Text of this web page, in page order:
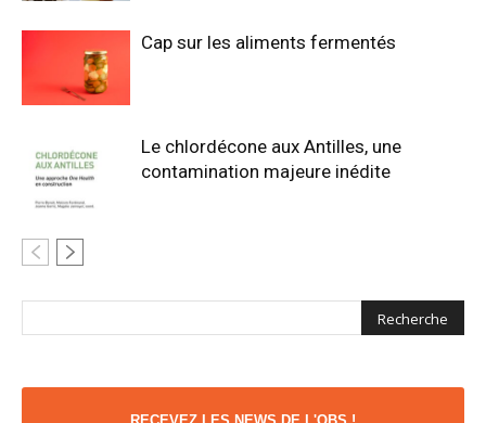
Cap sur les aliments fermentés
Le chlordécone aux Antilles, une
contamination majeure inédite